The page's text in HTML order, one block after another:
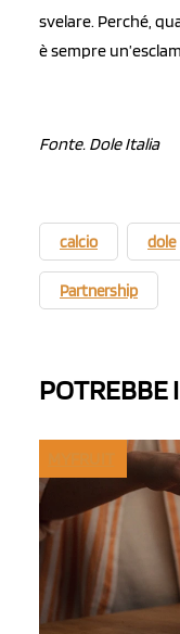
svelare. Perché,
è sempre
Fonte. Dole Italia
calcio dole
Partnership
POTREBBE